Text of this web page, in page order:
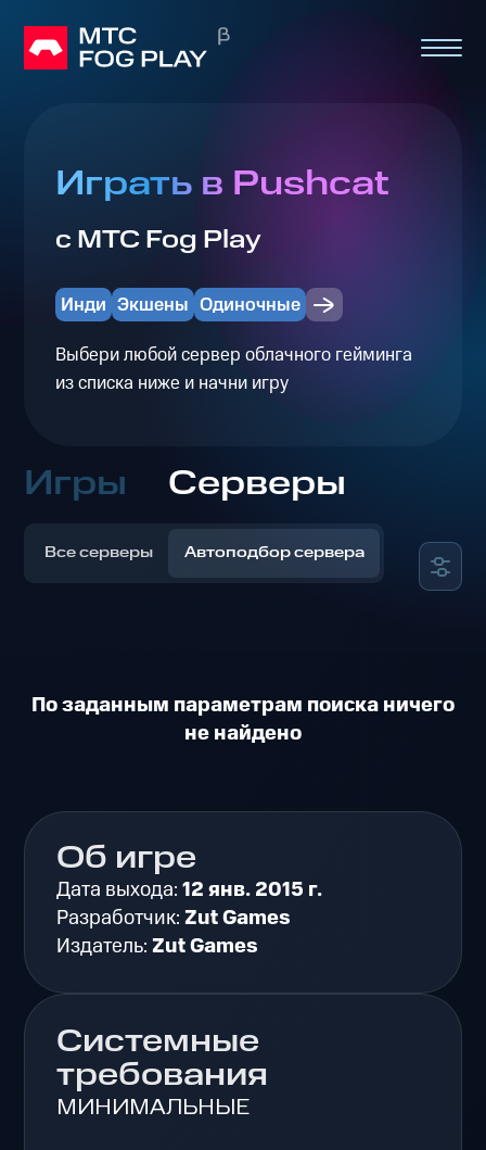
Играть в Pushcat
с МТС Fog Play
Инди Экшены Одиночные
Выбери любой сервер облачного гейминга
из списка ниже и начни игру
Игры Серверы
Все серверы Автоподбор сервера
По заданным параметрам поиска ничего
не найдено
Об игре
Дата выхода:12 янв. 2015 г.
Разработчик:Zut Games
Издатель:Zut Games
Системные
требования
МИНИМАЛЬНЫЕ